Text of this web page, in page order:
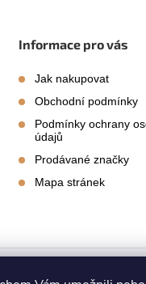
Informace pro vás
Jak nakupovat
Obchodní podmínky
Podmínky ochrany
údajů
Prodávané značky
Mapa stránek